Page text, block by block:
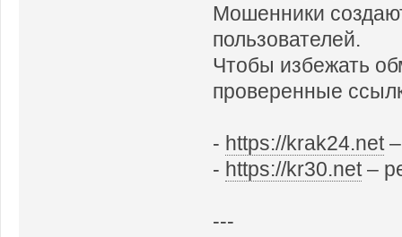
Мошенники
пользователей.
Чтобы избежать
проверенные
- https://krak24.net–
- https://kr30.net–
---